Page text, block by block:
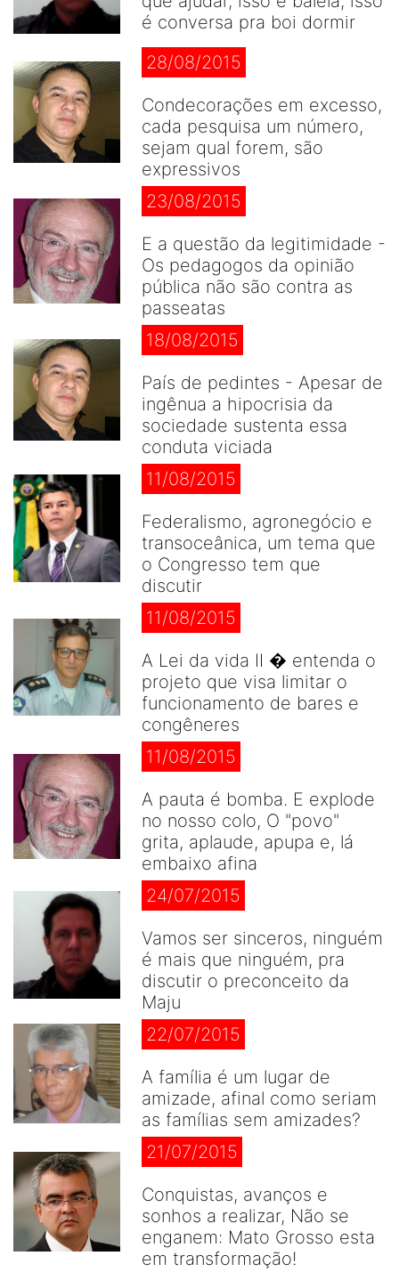
é conversa pra boi dormir
28/08/2015
Condecorações em excesso,
cada pesquisa um número,
sejam qual forem, são
expressivos
23/08/2015
E a questão da legitimidade -
Os pedagogos da opinião
pública não são contra as
passeatas
18/08/2015
País de pedintes - Apesar de
ingênua a hipocrisia da
sociedade sustenta essa
conduta viciada
11/08/2015
Federalismo, agronegócio e
transoceânica, um tema que
o Congresso tem que
discutir
11/08/2015
A Lei da vida II � entenda o
projeto que visa limitar o
funcionamento de bares e
congêneres
11/08/2015
A pauta é bomba. E explode
no nosso colo, O "povo"
grita, aplaude, apupa e, lá
embaixo afina
24/07/2015
Vamos ser sinceros, ninguém
é mais que ninguém, pra
discutir o preconceito da
Maju
22/07/2015
A família é um lugar de
amizade, afinal como seriam
as famílias sem amizades?
21/07/2015
Conquistas, avanços e
sonhos a realizar, Não se
enganem: Mato Grosso esta
em transformação!